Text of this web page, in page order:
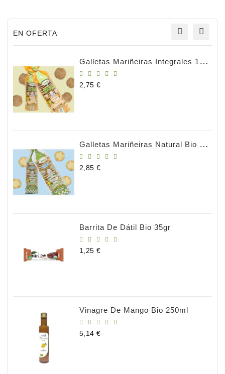
EN OFERTA
Galletas Mariñeiras Integrales 180g BIO
Precio
2,75 €
Galletas Mariñeiras Natural Bio 180gr
Precio
2,85 €
Barrita De Dátil Bio 35gr
Precio
1,25 €
Vinagre De Mango Bio 250ml
Precio
5,14 €